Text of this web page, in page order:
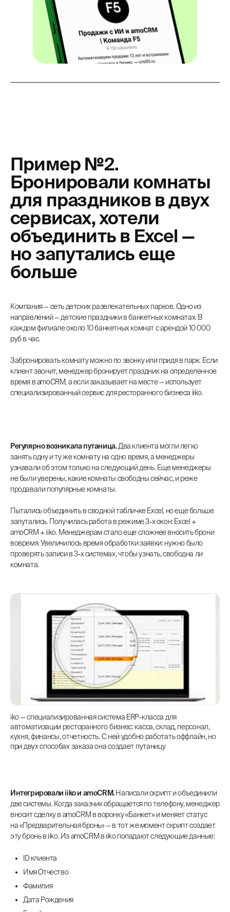
Пример №2.
Бронировали комнаты
для праздников в двух
сервисах, хотели
объединить в Excel —
но запутались еще
больше
Компания — сеть детских развлекательных парков. Одно из
направлений — детские праздники в банкетных комнатах. В
каждом филиале около 10 банкетных комнат с арендой 10 000
руб в час.
Забронировать комнату можно по звонку или придя в парк. Если
клиент звонит, менеджер бронирует праздник на определенное
время в amoCRM, а если заказывает на месте — использует
специализированный сервис для ресторанного бизнеса iiko.
Регулярно возникала путаница.Два клиента могли легко
занять одну и ту же комнату на одно время, а менеджеры
узнавали об этом только на следующий день. Еще менеджеры
не были уверены, какие комнаты свободны сейчас, и реже
продавали популярные комнаты.
Пытались объединить в сводной табличке Excel, но еще больше
запутались. Получилась работа в режиме 3-х окон: Excel +
amoCRM + iiko. Менеджерам стало еще сложнее вносить брони
вовремя. Увеличилось время обработки заявки: нужно было
проверять записи в 3-х системах, чтобы узнать, свободна ли
комната.
iko — специализированная система ERP-класса для
автоматизации ресторанного бизнес: касса, склад, персонал,
кухня, финансы, отчетность. С ней удобно работать оффлайн, но
при двух способах заказа она создает путаницу
Интегрировали iiko и amoCRM.Написали скрипт и объединили
две системы. Когда заказчик обращается по телефону, менеджер
вносит сделку в amoCRM в воронку «Банкет» и меняет статус
на «Предварительная бронь» — в тот же момент скрипт создает
эту бронь в iiko. Из amoCRM в iiko попадают следующие данные:
ID клиента
Имя Отчество
Фамилия
Дата Рождения